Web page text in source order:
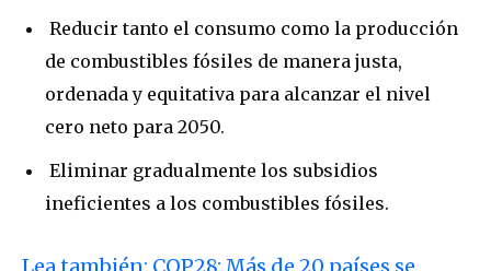
Reducir tanto el consumo como la producción
de combustibles fósiles de manera justa,
ordenada y equitativa para alcanzar el nivel
cero neto para 2050.
Eliminar gradualmente los subsidios
ineficientes a los combustibles fósiles.
Lea también: COP28: Más de 20 países se